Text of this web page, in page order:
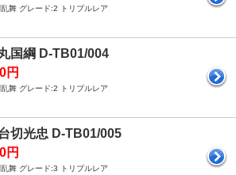
乱舞 グレード:2 トリプルレア
国綱 D-TB01/004
円
乱舞 グレード:2 トリプルレア
切光忠 D-TB01/005
円
乱舞 グレード:3 トリプルレア